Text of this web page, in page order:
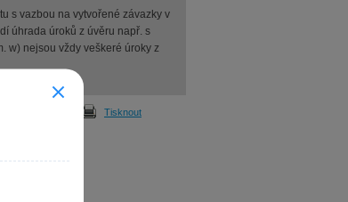
s vazbou na vytvořené závazky v
úhrada úroků z úvěru např. s
w) nejsou vždy veškeré úroky z
Tisknout